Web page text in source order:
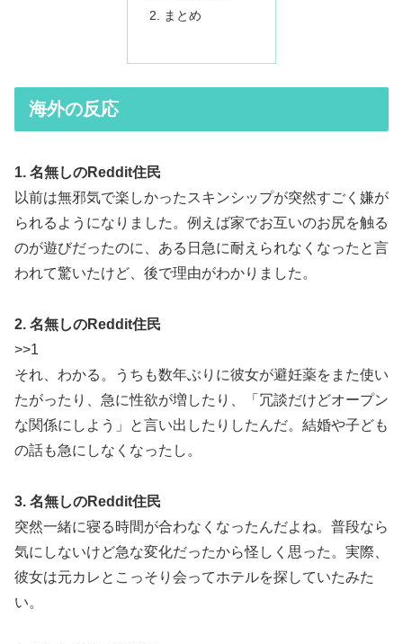
まとめ
海外の反応
1. 名無しのReddit住民
以前は無邪気で楽しかったスキンシップが突然すごく嫌が
られるようになりました。例えば家でお互いのお尻を触る
のが遊びだったのに、ある日急に耐えられなくなったと言
われて驚いたけど、後で理由がわかりました。
2. 名無しのReddit住民
>>1
それ、わかる。うちも数年ぶりに彼女が避妊薬をまた使い
たがったり、急に性欲が増したり、「冗談だけどオープン
な関係にしよう」と言い出したりしたんだ。結婚や子ども
の話も急にしなくなったし。
3. 名無しのReddit住民
突然一緒に寝る時間が合わなくなったんだよね。普段なら
気にしないけど急な変化だったから怪しく思った。実際、
彼女は元カレとこっそり会ってホテルを探していたみた
い。